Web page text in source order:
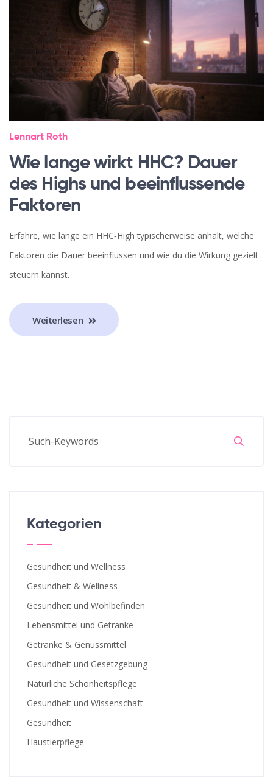
Lennart Roth
Wie lange wirkt HHC? Dauer
des Highs und beeinflussende
Faktoren
Erfahre, wie lange ein HHC‑High typischerweise anhält, welche
Faktoren die Dauer beeinflussen und wie du die Wirkung gezielt
steuern kannst.
Weiterlesen
Kategorien
Gesundheit und Wellness
Gesundheit & Wellness
Gesundheit und Wohlbefinden
Lebensmittel und Getränke
Getränke & Genussmittel
Gesundheit und Gesetzgebung
Natürliche Schönheitspflege
Gesundheit und Wissenschaft
Gesundheit
Haustierpflege